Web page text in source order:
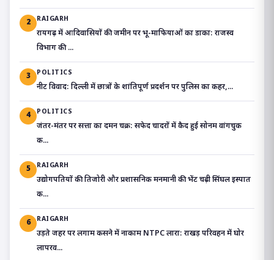
2 RAIGARH
रायगढ़ में आदिवासियों की जमीन पर भू-माफियाओं का डाका: राजस्व
विभाग की ...
3 POLITICS
​नीट विवाद: दिल्ली में छात्रों के शांतिपूर्ण प्रदर्शन पर पुलिस का कहर,...
4 POLITICS
जंतर-मंतर पर सत्ता का दमन चक्र: सफेद चादरों में कैद हुई सोनम वांगचुक
क...
5 RAIGARH
उद्योगपतियों की तिजोरी और प्रशासनिक मनमानी की भेंट चढ़ी सिंघल इस्पात
क...
6 RAIGARH
उड़ते जहर पर लगाम कसने में नाकाम NTPC लारा: राखड़ परिवहन में घोर
लापरव...